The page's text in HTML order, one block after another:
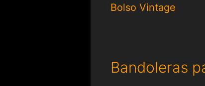
Bolso Vintage
Bandoleras